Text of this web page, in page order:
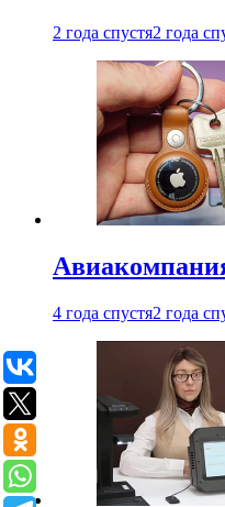
2 года спустя2 года
4 года спустя2 года